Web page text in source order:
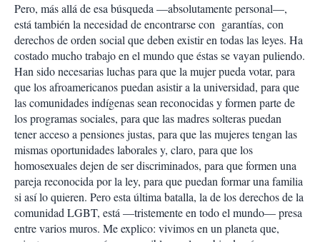
Pero, más allá de esa búsqueda —absolutamente personal—,
está también la necesidad de encontrarse con garantías, con
derechos de orden social que deben existir en todas las leyes. Ha
costado mucho trabajo en el mundo que éstas se vayan puliendo.
Han sido necesarias luchas para que la mujer pueda votar, para
que los afroamericanos puedan asistir a la universidad, para que
las comunidades indígenas sean reconocidas y formen parte de
los programas sociales, para que las madres solteras puedan
tener acceso a pensiones justas, para que las mujeres tengan las
mismas oportunidades laborales y, claro, para que los
homosexuales dejen de ser discriminados, para que formen una
pareja reconocida por la ley, para que puedan formar una familia
si así lo quieren. Pero esta última batalla, la de los derechos de la
comunidad LGBT, está —tristemente en todo el mundo— presa
entre varios muros. Me explico: vivimos en un planeta que,